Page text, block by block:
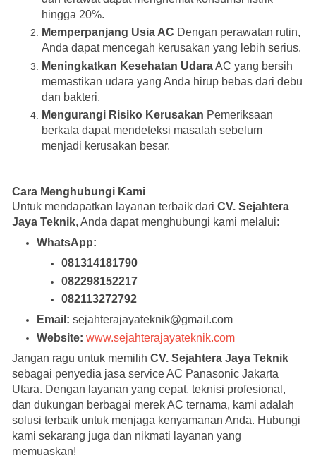
hingga 20%.
Memperpanjang Usia AC Dengan perawatan rutin,
Anda dapat mencegah kerusakan yang lebih serius.
Meningkatkan Kesehatan UdaraAC yang bersih
memastikan udara yang Anda hirup bebas dari debu
dan bakteri.
Mengurangi Risiko Kerusakan Pemeriksaan
berkala dapat mendeteksi masalah sebelum
menjadi kerusakan besar.
Cara Menghubungi Kami
Untuk mendapatkan layanan terbaik dari CV. Sejahtera
Jaya Teknik, Anda dapat menghubungi kami melalui:
WhatsApp:
081314181790
082298152217
082113272792
Email: sejahterajayateknik@gmail.com
Website: www.sejahterajayateknik.com
Jangan ragu untuk memilih CV. Sejahtera Jaya Teknik
sebagai penyedia jasa service AC Panasonic Jakarta
Utara. Dengan layanan yang cepat, teknisi profesional,
dan dukungan berbagai merek AC ternama, kami adalah
solusi terbaik untuk menjaga kenyamanan Anda. Hubungi
kami sekarang juga dan nikmati layanan yang
memuaskan!